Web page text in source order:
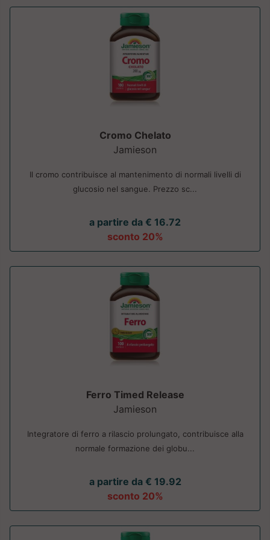
Cromo Chelato
Jamieson
Il cromo contribuisce al mantenimento di normali livelli di
glucosio nel sangue. Prezzo sc...
a partire da € 16.72
sconto 20%
Ferro Timed Release
Jamieson
Integratore di ferro a rilascio prolungato, contribuisce alla
normale formazione dei globu...
a partire da € 19.92
sconto 20%